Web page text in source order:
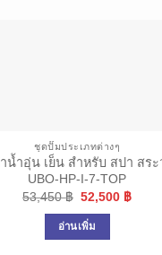
ชุดปั๊มประเภทต่างๆ
น้ำอุ่น เย็น สำหรับ สปา สระ
UBO-HP-I-7-TOP
53,450฿ Original
was:
53,450 ฿.
52,500 ฿
อ่านเพิ่ม